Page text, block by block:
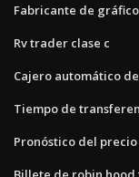
Fabricante de
Rv trader clase c
Cajero automático
Tiempo de
Pronóstico del